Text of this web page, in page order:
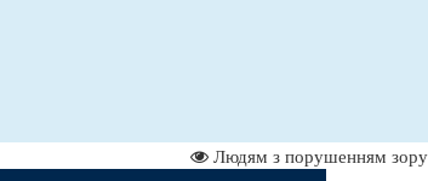
Людям з порушенням зору